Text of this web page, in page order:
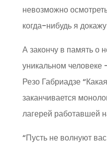
невозможно
когда-нибудь я
А закончу в память о
уникальном
Резо Габриадзе
заканчивается
лагерей работавшей
“Пусть не волнуют